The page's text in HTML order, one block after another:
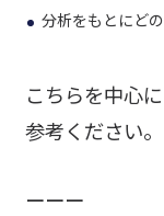
分析をもとにど
こちらを中心
参考ください。
ーーー